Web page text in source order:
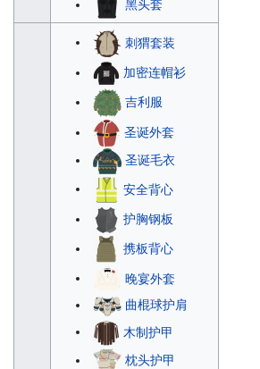
黑头套
刺猬套装
加密连帽衫
吉利服
圣诞外套
圣诞毛衣
安全背心
护胸钢板
携板背心
晚宴外套
曲棍球护肩
木制护甲
枕头护甲